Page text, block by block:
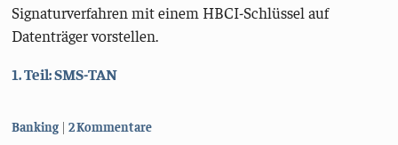
Signaturverfahren mit einem HBCI-Schlüssel auf
Datenträger vorstellen.
1. Teil: SMS-TAN
Kategorien:
Banking 2 Kommentare